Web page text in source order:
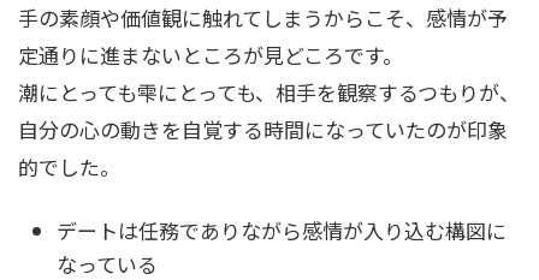
手の素顔や価値観に触れてしまうからこそ、感情が予
定通りに進まないところが見どころです。
潮にとっても雫にとっても、相手を観察するつもりが、
自分の心の動きを自覚する時間になっていたのが印象
的でした。
デートは任務でありながら感情が入り込む構図に
なっている